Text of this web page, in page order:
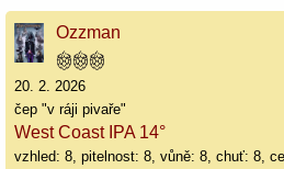
Ozzman
20. 2. 2026
čep "v ráji pivaře"
West Coast IPA 14°
vzhled: 8, pitelnost: 8, vůně: 8, chuť: 8,